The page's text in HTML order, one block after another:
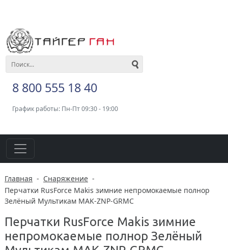
8 800 555 18 40
График работы: Пн-Пт 09:30 - 19:00
Главная - Снаряжение -
Перчатки RusForce Makis зимние непромокаемые полнор
Зелёный Мультикам MAK-ZNP-GRMC
Перчатки RusForce Makis зимние
непромокаемые полнор Зелёный